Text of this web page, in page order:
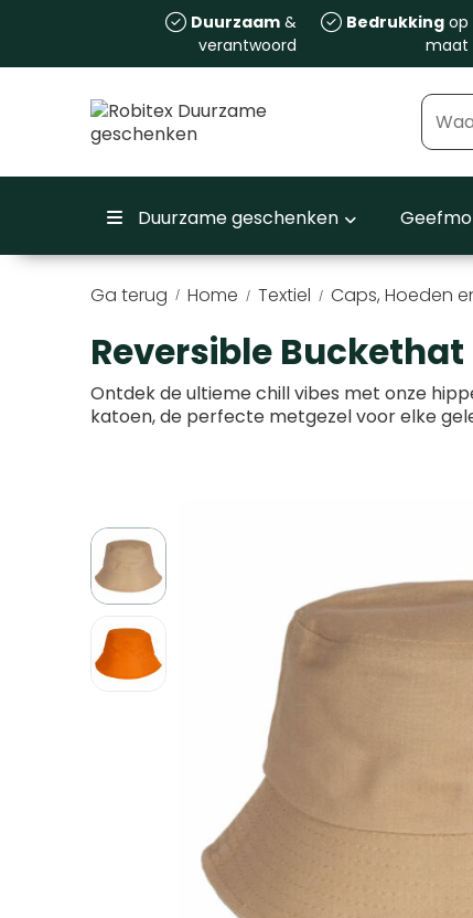
Duurzaam&
verantwoord
Bedrukkingop
maat
Duurzame geschenken
Ga terug / Home Textiel Caps, Hoeden
Reversible
Ontdek de ultieme chill vibes met onze
katoen, de perfecte metgezel voor elke